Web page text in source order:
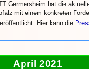
Germersheim hat die
mit einem konkreten
Hier kann die
April 2021